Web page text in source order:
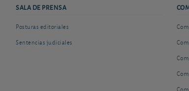
SALA DE PRENSA
Posturas editoriales
Sentencias judiciales